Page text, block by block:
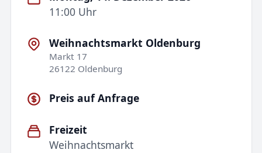
11:00 Uhr
Weihnachtsmarkt Oldenburg
Markt 17
26122 Oldenburg
Preis auf Anfrage
Freizeit
Weihnachtsmarkt